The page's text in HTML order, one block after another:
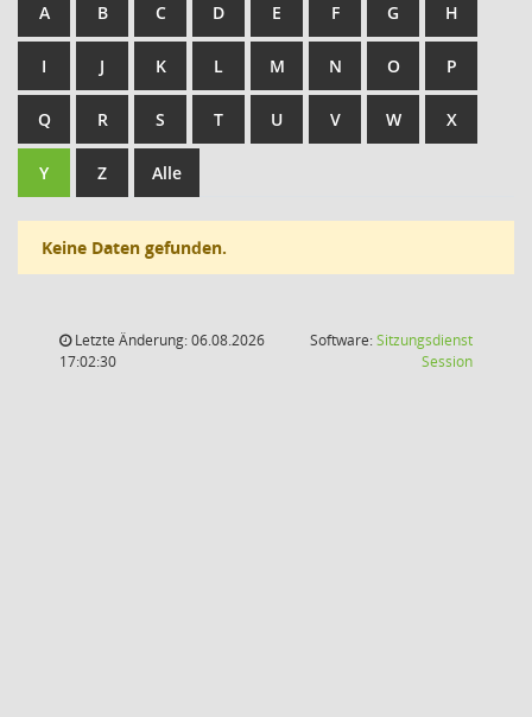
A B C D E F G H
I J K L M N O P
Q R S T U V W X
Y Z Alle
Keine Daten gefunden.
Letzte Änderung: 06.08.2026
17:02:30
Software:Sitzungsdienst
Session(Wird in